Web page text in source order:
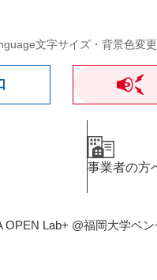
文字サイズ・背景色変更
事業者の方
OPEN Lab+ @福岡大学ベ